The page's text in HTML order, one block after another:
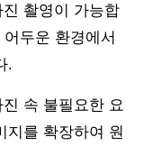
촬영이 가능합
어두운 환경에서
.
진 속 불필요한 요
지를 확장하여 원